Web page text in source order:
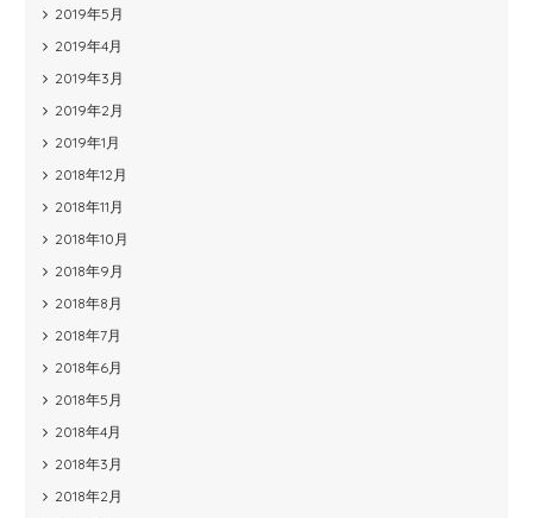
2019年5月
2019年4月
2019年3月
2019年2月
2019年1月
2018年12月
2018年11月
2018年10月
2018年9月
2018年8月
2018年7月
2018年6月
2018年5月
2018年4月
2018年3月
2018年2月